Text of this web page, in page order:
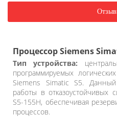
Процессор Siemens
Тип устройства:
программируемых
Siemens Simatic S5.
работы в отказоустойчивых
S5-155H, обеспечивая
процессов.